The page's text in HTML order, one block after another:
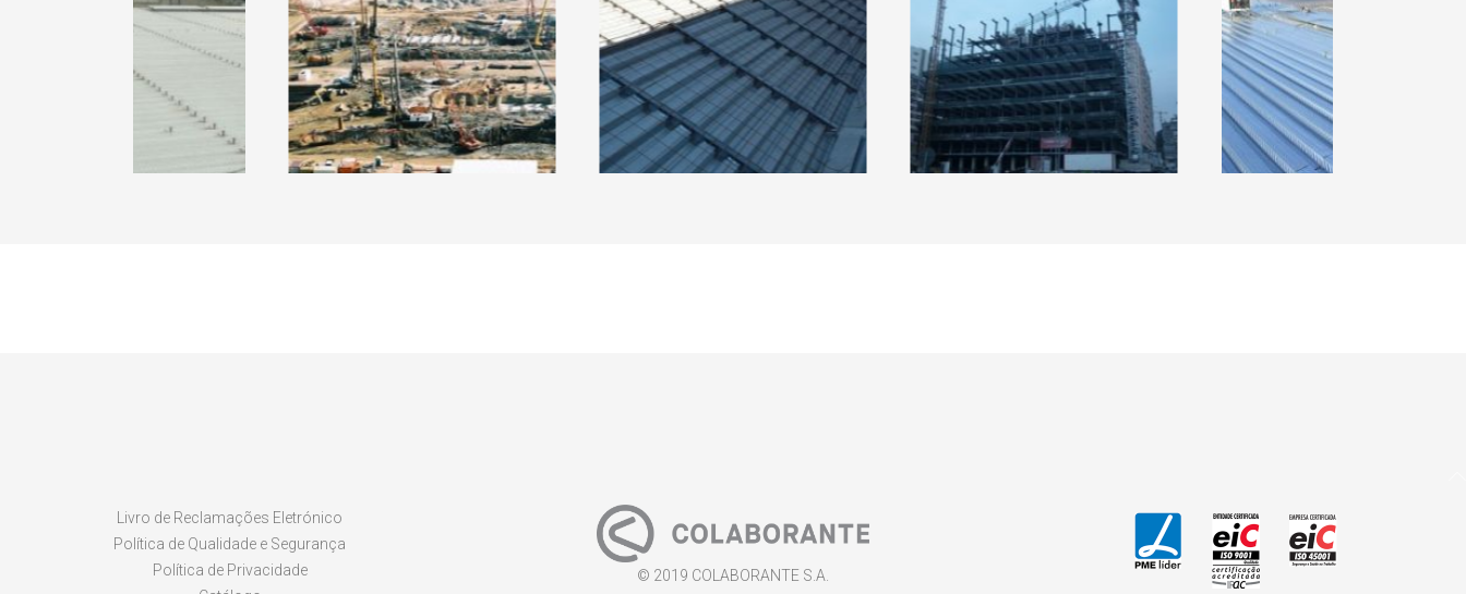
EDIFICIO DO ISCAP
EDIFICIO KANHANGULO
LUANDA
MEDIAMARKT LEIRIA
SILO AUTO AEROPORTO SÁ
CENTRAL CICLO COMBINADO
DE LARES
Livro de Reclamações Eletrónico
Política de Qualidade e Segurança
Política de Privacidade
© 2019 COLABORANTE S.A.